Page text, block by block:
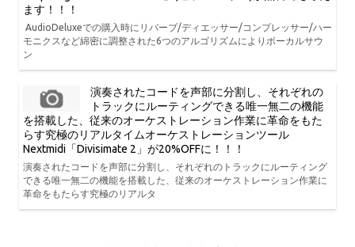
ます！！！
AudioDeluxeでの購入時にリバーブ/ディエッサー/コンプレッサー/ハー
モニクスなど綿密に調整された6つのアルゴリズムによりボーカルサウ
ン
演奏されたコードを声部に分割し、それぞれの
トラックにルーティングできる唯一無二の機能
を搭載した、従来のオーケストレーション作業に革命をもた
らす究極のリアルタイムオーケストレーションツール
Nextmidi「Divisimate 2」が20%OFFに！！！
演奏されたコードを声部に分割し、それぞれのトラックにルーティング
できる唯一無二の機能を搭載した、従来のオーケストレーション作業に
革命をもたらす究極のリアルタ